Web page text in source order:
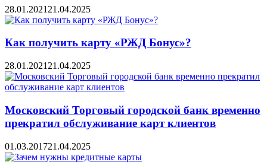
28.01.2021 21.04.2025
Как получить карту «РЖД Бонус»?
28.01.2021 21.04.2025
Московский Торговый городской банк временно
прекратил обслуживание карт клиентов
01.03.201721.04.2025